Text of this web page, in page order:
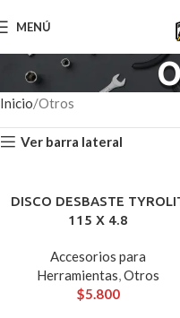
MENÚ
Inicio Otros
Ver barra lateral
DISCO DESBASTE
115 X 4.8
Accesorios para
Herramientas,Otros
$5.800